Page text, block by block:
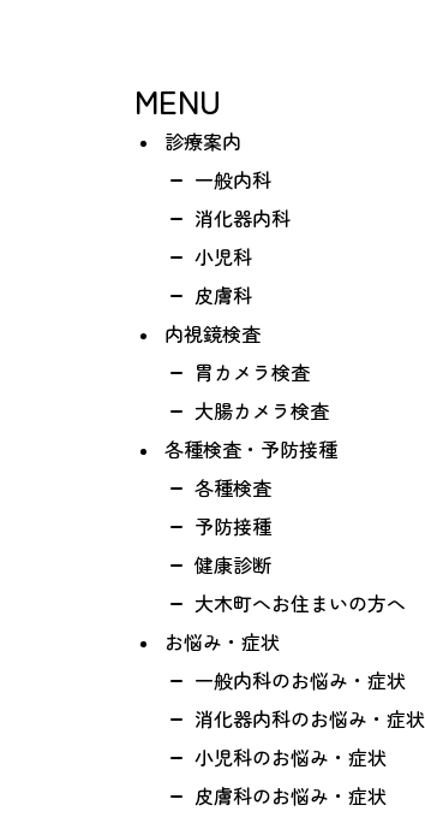
MENU
診療案内
一般内科
消化器内科
小児科
皮膚科
内視鏡検査
胃カメラ検査
大腸カメラ検査
各種検査・予防接種
各種検査
予防接種
健康診断
大木町へお住まいの方へ
お悩み・症状
一般内科のお悩み・症状
消化器内科のお悩み・症状
小児科のお悩み・症状
皮膚科のお悩み・症状